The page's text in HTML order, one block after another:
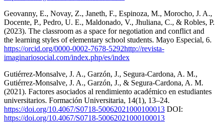
Geovanny, E., Novay, Z., Janeth, F., Espinoza, M., Morocho, J. A.,
Docente, P., Pedro, U. E., Maldonado, V., Jhuliana, C., & Robles, P.
(2023). The classroom as a space for negotiation and conflict and
the learning styles of elementary school students. Mayo Especial, 6.
https://orcid.org/0000-0002-7678-5292http://revista-
imaginariosocial.com/index.php/es/index
Gutiérrez-Monsalve, J. A., Garzón, J., Segura-Cardona, A. M.,
Gutiérrez-Monsalve, J. A., Garzón, J., & Segura-Cardona, A. M.
(2021). Factores asociados al rendimiento académico en estudiantes
universitarios. Formación Universitaria, 14(1), 13–24.
https://doi.org/10.4067/S0718-50062021000100013 DOI:
https://doi.org/10.4067/S0718-50062021000100013